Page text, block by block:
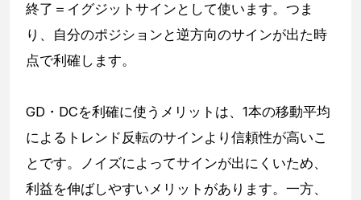
終了＝イグジットサインとして使います。つま
り、自分のポジションと逆方向のサインが出た時
点で利確します。
GD・DCを利確に使うメリットは、1本の移動平均
によるトレンド反転のサインより信頼性が高いこ
とです。ノイズによってサインが出にくいため、
利益を伸ばしやすいメリットがあります。一方、